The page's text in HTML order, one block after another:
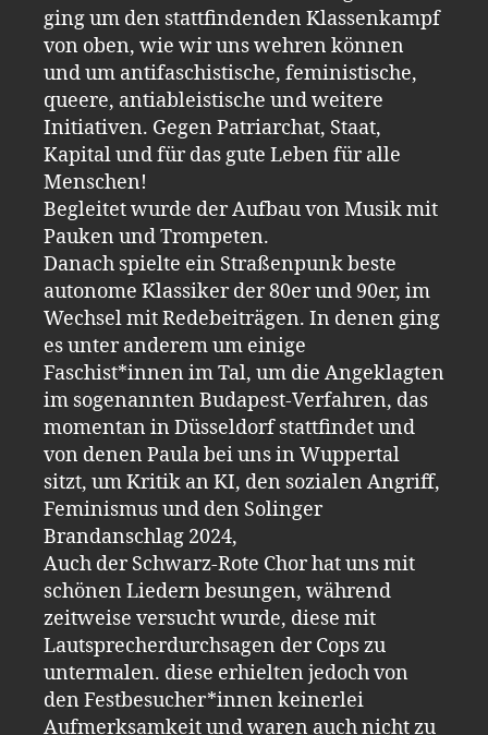
ging um den stattfindenden Klassenkampf
von oben, wie wir uns wehren können
und um antifaschistische, feministische,
queere, antiableistische und weitere
Initiativen. Gegen Patriarchat, Staat,
Kapital und für das gute Leben für alle
Menschen!
Begleitet wurde der Aufbau von Musik mit
Pauken und Trompeten.
Danach spielte ein Straßenpunk beste
autonome Klassiker der 80er und 90er, im
Wechsel mit Redebeiträgen. In denen ging
es unter anderem um einige
Faschist*innen im Tal, um die Angeklagten
im sogenannten Budapest-Verfahren, das
momentan in Düsseldorf stattfindet und
von denen Paula bei uns in Wuppertal
sitzt, um Kritik an KI, den sozialen Angriff,
Feminismus und den Solinger
Brandanschlag 2024,
Auch der Schwarz-Rote Chor hat uns mit
schönen Liedern besungen, während
zeitweise versucht wurde, diese mit
Lautsprecherdurchsagen der Cops zu
untermalen. diese erhielten jedoch von
den Festbesucher*innen keinerlei
Aufmerksamkeit und waren auch nicht zu